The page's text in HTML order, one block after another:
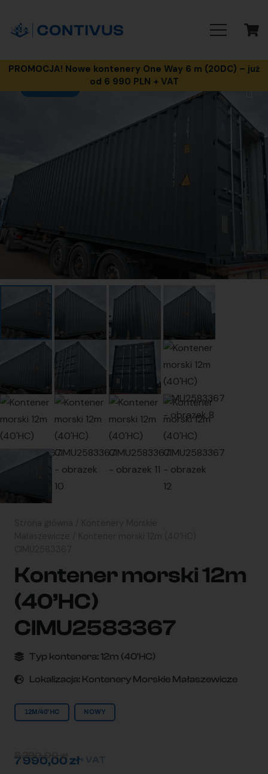
PROMOCJA! Nowe kontenery One Way 6 m (20DC) – już
od 6 990 PLN + VAT
Kontener morski 12m
(40’HC)
CIMU2583367
Typ kontenera:12m (40'HC)
Lokalizacja: Kontenery Morskie Małaszewicze
12M/40'HC NOWY
7 990,00zł+ VAT
8 290,00 zł